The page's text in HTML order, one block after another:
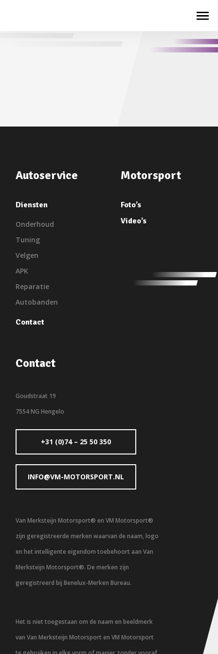
Autoservice
Diensten
Onderhoud
Tuning
Velgen
APK
Reparatie
Autobanden
Contact
Motorsport
Foto’s
Video’s
Contact
Goudstraat 19
7554 NG Hengelo
+31 (0)74 – 25 50 350
INFO@VM-MOTORSPORT.NL
Van Merksteijn Motorsport® en VM Motorsport®
zijn geregistreerde merken waarvan de naam, logo
en het intelligente eigendom toebehoort aan Van
Merksteijn Motorsport®. De merken zijn
geregistreerd bij Benelux-Merken Bureau.
Het is niet toegestaan om de naam en beeldmerk
van Van Merksteijn Motorsport en VM Motorsport